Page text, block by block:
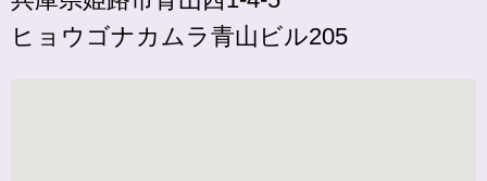
ヒョウゴナカムラ青山ビル205